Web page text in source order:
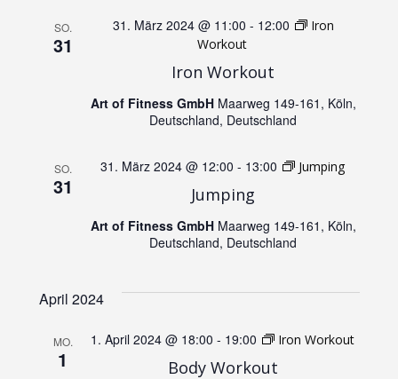
e
n
d
n
s
i
SO.
31
Iron Workout
31. März 2024 @ 11:00 - 12:00
Iron
Workout
Art of Fitness GmbH Maarweg 149-161, Köln,
Deutschland, Deutschland
SO.
31 Jumping
31. März 2024 @ 12:00 - 13:00 Jumping
Art of Fitness GmbH Maarweg 149-161, Köln,
Deutschland, Deutschland
April 2024
MO.
1 Body Workout
1. April 2024 @ 18:00 - 19:00 Iron Workout